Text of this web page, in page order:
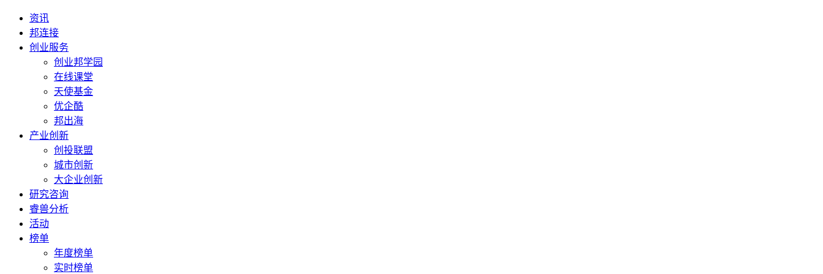
资讯
邦连接
创业服务
创业邦学园
在线课堂
天使基金
优企酷
邦出海
产业创新
创投联盟
城市创新
大企业创新
研究咨询
睿兽分析
活动
榜单
年度榜单
实时榜单